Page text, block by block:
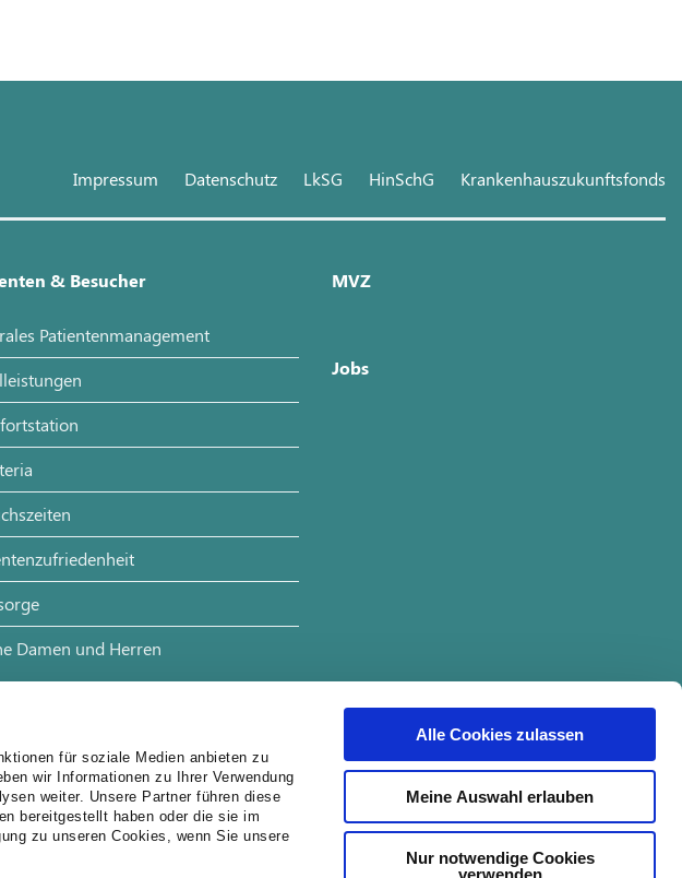
für soziale Medien anbieten zu
wir Informationen zu Ihrer Verwendung
weiter. Unsere Partner führen diese
bereitgestellt haben oder die sie im
zu unseren Cookies, wenn Sie unsere
Alle Cookies zulassen
Meine Auswahl erlauben
Nur notwendige Cookies
verwenden
Impressum Datenschutz LkSG HinSchG Krankenhauszukunftsfonds
& Besucher
Patientenmanagement
Damen und Herren
MVZ
Jobs